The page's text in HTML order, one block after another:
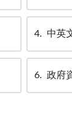
4 中英
6 政府